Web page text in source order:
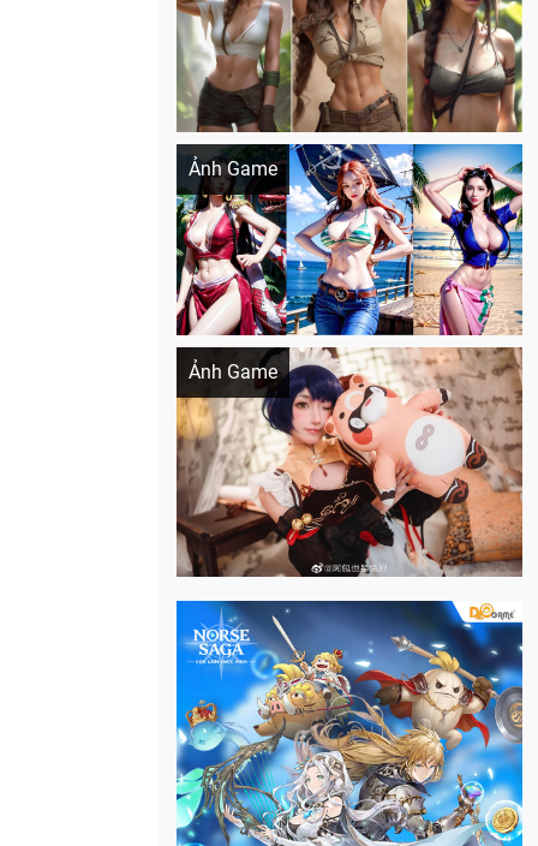
Ảnh Game
Khi AI Cosplay gái đẹp One Piece
Ảnh Game
Cosplay Xiangling siêu cute